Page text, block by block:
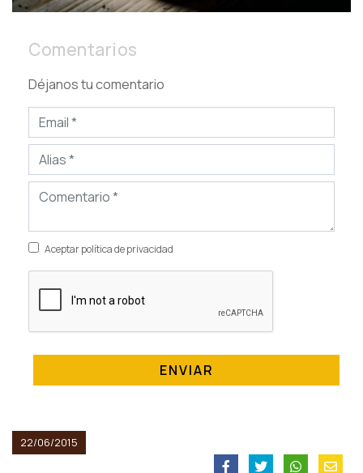
Comentarios
Déjanos tu comentario
Aceptar política de privacidad
ENVIAR
22/06/2015